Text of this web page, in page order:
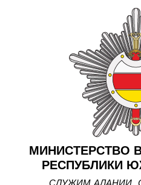
к
МИНИСТЕРСТВО
РЕСПУБЛИКИ
СЛУЖИМ АЛАНИИ,